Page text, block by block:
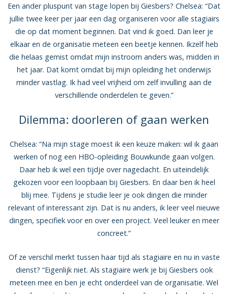
Een ander pluspunt van stage lopen bij Giesbers? Chelsea: “Dat
jullie twee keer per jaar een dag organiseren voor alle stagiairs
die op dat moment beginnen. Dat vind ik goed. Dan leer je
elkaar en de organisatie meteen een beetje kennen. Ikzelf heb
die helaas gemist omdat mijn instroom anders was, midden in
het jaar. Dat komt omdat bij mijn opleiding het onderwijs
minder vastlag. Ik had veel vrijheid om zelf invulling aan de
verschillende onderdelen te geven.”
Dilemma: doorleren of gaan werken
Chelsea: “Na mijn stage moest ik een keuze maken: wil ik gaan
werken of nog een HBO-opleiding Bouwkunde gaan volgen.
Daar heb ik wel een tijdje over nagedacht. En uiteindelijk
gekozen voor een loopbaan bij Giesbers. En daar ben ik heel
blij mee. Tijdens je studie leer je ook dingen die minder
relevant of interessant zijn. Dat is nu anders, ik leer veel nieuwe
dingen, specifiek voor en over een project. Veel leuker en meer
concreet.”
Of ze verschil merkt tussen haar tijd als stagiaire en nu in vaste
dienst? “Eigenlijk niet. Als stagiaire werk je bij Giesbers ook
meteen mee en ben je echt onderdeel van de organisatie. Wel